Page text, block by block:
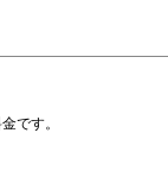
です。